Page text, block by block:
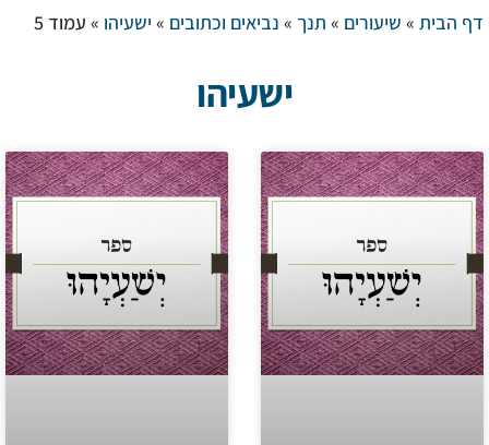
דף הבית » שיעורים » תנך » נביאים וכתובים » ישעיהו » עמוד 5
ישעיהו